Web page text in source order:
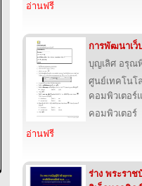
อ่านฟรี
การพัฒนาเว็
บุญเลิศ อรุณ
ศูนย์เทคโนโ
คอมพิวเตอร์
คอมพิวเตอร์
อ่านฟรี
ร่าง พระรา